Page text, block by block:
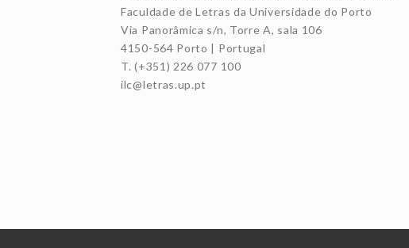
Faculdade de Letras da Universidade do Porto
Via Panorâmica s/n, Torre A, sala 106
4150-564 Porto | Portugal
T. (+351) 226 077 100
ilc@letras.up.pt